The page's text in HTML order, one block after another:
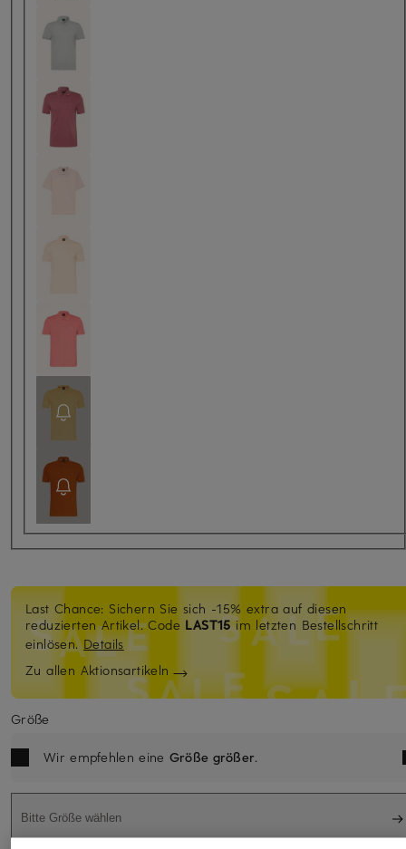
Last Chance: Sichern Sie sich -15% extra auf diesen
reduzierten Artikel. Code LAST15im letzten Bestellschritt
einlösen.Details
Zu allen Aktionsartikeln
Größe
Wir empfehlen eine Größe größer.
Bitte Größe wählen